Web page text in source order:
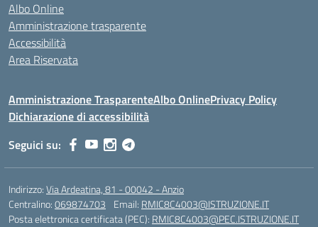
Albo Online
Amministrazione trasparente
Accessibilità
Area Riservata
Amministrazione TrasparenteAlbo OnlinePrivacy Policy
Dichiarazione di accessibilità
Seguici su:
Indirizzo:Via Ardeatina, 81 - 00042 - Anzio
Centralino:069874703 Email: RMIC8C4003@ISTRUZIONE.IT
Posta elettronica certificata (PEC): RMIC8C4003@PEC.ISTRUZIONE.IT